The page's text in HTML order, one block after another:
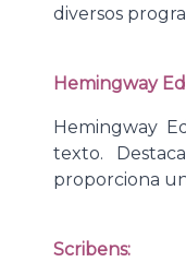
diversos
Hemingway
Hemingway
texto.
proporciona
Scribens: